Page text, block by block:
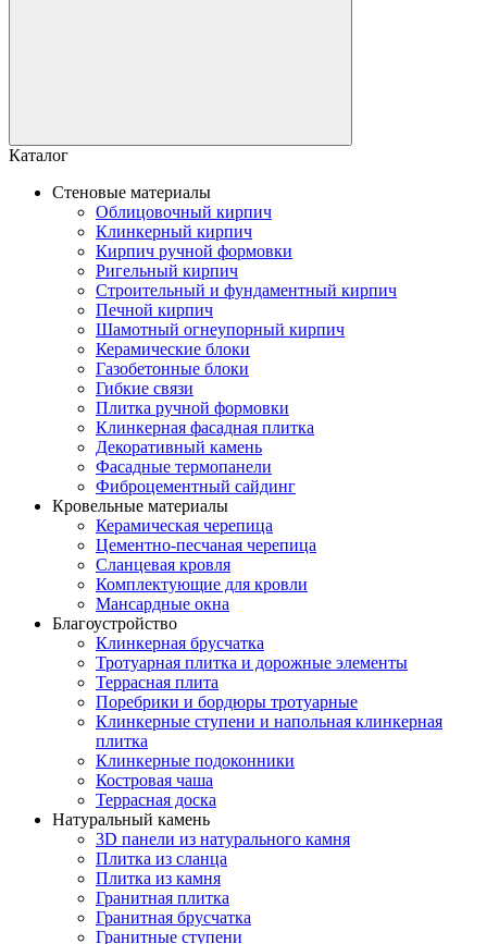
Каталог
Стеновые материалы
Облицовочный кирпич
Клинкерный кирпич
Кирпич ручной формовки
Ригельный кирпич
Строительный и фундаментный кирпич
Печной кирпич
Шамотный огнеупорный кирпич
Керамические блоки
Газобетонные блоки
Гибкие связи
Плитка ручной формовки
Клинкерная фасадная плитка
Декоративный камень
Фасадные термопанели
Фиброцементный сайдинг
Кровельные материалы
Керамическая черепица
Цементно-песчаная черепица
Сланцевая кровля
Комплектующие для кровли
Мансардные окна
Благоустройство
Клинкерная брусчатка
Тротуарная плитка и дорожные элементы
Террасная плита
Поребрики и бордюры тротуарные
Клинкерные ступени и напольная клинкерная
плитка
Клинкерные подоконники
Костровая чаша
Террасная доска
Натуральный камень
3D панели из натурального камня
Плитка из сланца
Плитка из камня
Гранитная плитка
Гранитная брусчатка
Гранитные ступени